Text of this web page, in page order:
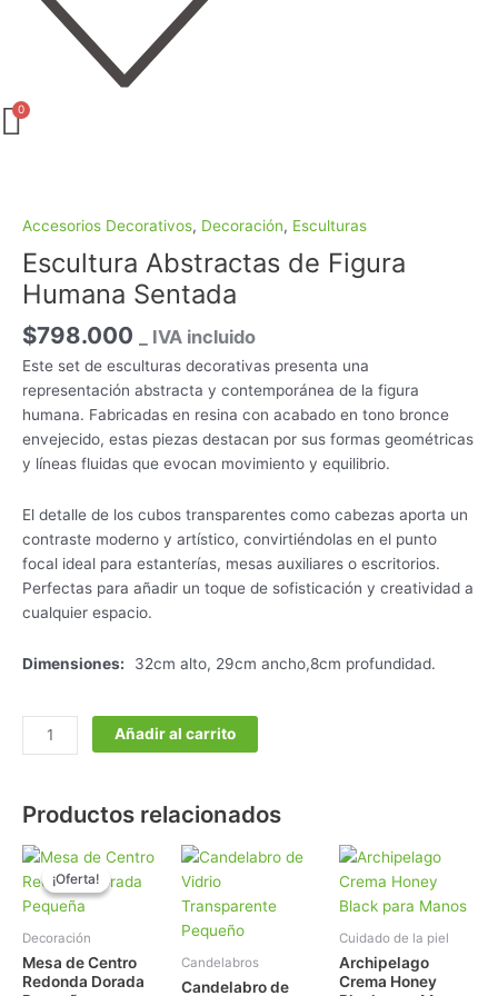
Accesorios Decorativos, Decoración, Esculturas
Escultura Abstractas de Figura
Humana Sentada
$798.000 _ IVA incluido
Este set de esculturas decorativas presenta una
representación abstracta y contemporánea de la figura
humana. Fabricadas en resina con acabado en tono bronce
envejecido, estas piezas destacan por sus formas geométricas
y líneas fluidas que evocan movimiento y equilibrio.
El detalle de los cubos transparentes como cabezas aporta un
contraste moderno y artístico, convirtiéndolas en el punto
focal ideal para estanterías, mesas auxiliares o escritorios.
Perfectas para añadir un toque de sofisticación y creatividad a
cualquier espacio.
Dimensiones: 32cm alto, 29cm ancho,8cm profundidad.
de
Figura
Humana
Sentada
cantidad
Añadir al carrito
Productos relacionados
¡Oferta!
¡Oferta!
Decoración
Mesa de Centro
Redonda Dorada
El
precio
original
El
precio
actual
Candelabros
Candelabro de
Cuidado de la piel
Archipelago
Crema Honey